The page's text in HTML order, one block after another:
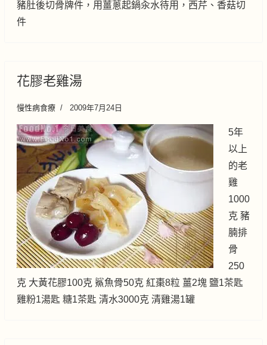
豬肚後切骨牌件，用薑蔥起鍋汆水待用，西芹、香菇切
件
花膠老雞湯
慢性病食療 2009年7月24日
5年
以上
的老
雞
1000
克 豬
腩排
骨
250
克 大黃花膠100克 鯊魚骨50克 紅棗8粒 薑2塊 鹽1茶匙
雞粉1湯匙 糖1茶匙 清水3000克 清雞湯1罐